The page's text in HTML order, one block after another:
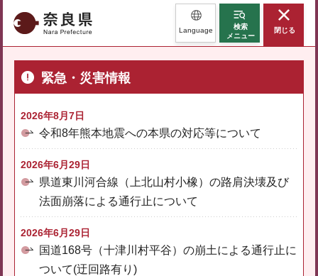
奈良県 Language
検索
メニュー
閉じる
緊急・災害情報
2026年8月7日
令和8年熊本地震への本県の対応等について
2026年6月29日
県道東川河合線（上北山村小橡）の路肩決壊及び
法面崩落による通行止について
2026年6月29日
国道168号（十津川村平谷）の崩土による通行止に
ついて(迂回路有り)